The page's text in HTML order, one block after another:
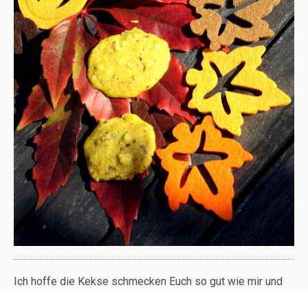
Ich hoffe die Kekse schmecken Euch so gut wie mir und